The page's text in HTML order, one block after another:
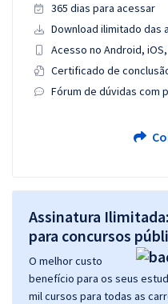
365 dias para acessar
Download ilimitado das
Acesso no Android,
Certificado de
Fórum de dúvidas com
Assinatura
para concursos
O melhor custo
benefício para os seus
mil cursos para todas as